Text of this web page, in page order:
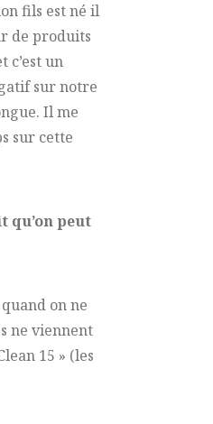
fils est né il
de produits
c’est un
sur notre
Il me
sur cette
qu’on peut
on ne
ne viennent
15 » (les